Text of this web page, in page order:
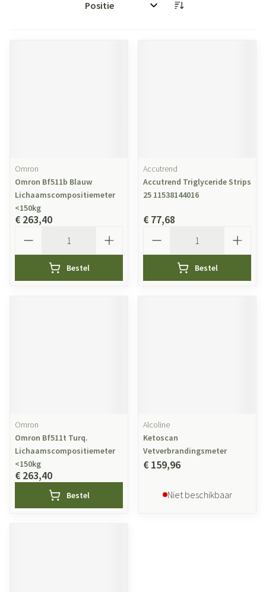
Sorteer op:
Omron
Omron Bf511b Blauw
Lichaamscompositiemeter
<150kg
€ 263,40
Bestel
Accutrend
Accutrend Triglyceride Strips
25 11538144016
€ 77,68
Bestel
Omron
Omron Bf511t Turq.
Lichaamscompositiemeter
<150kg
€ 263,40
Bestel
Alcoline
Ketoscan
Vetverbrandingsmeter
€ 159,96
Niet beschikbaar